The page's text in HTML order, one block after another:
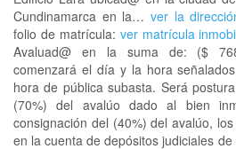
Cundinamarca en la… ver la
folio de matrícula: ver matrícula
Avaluad@ en la suma de: ($
comenzará el día y la hora
hora de pública subasta. Será
(70%) del avalúo dado al bien
consignación del (40%) del avalúo,
en la cuenta de depósitos judiciales